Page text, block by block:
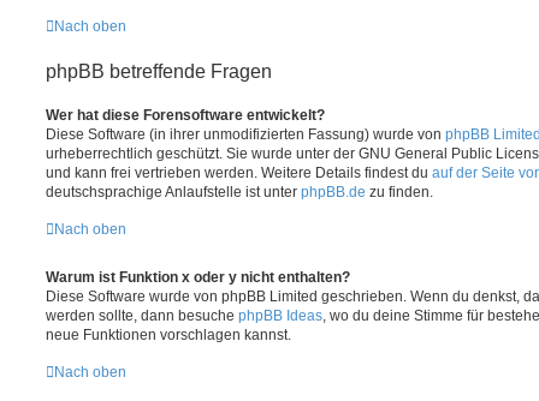
Nach oben
phpBB betreffende Fragen
Wer hat diese Forensoftware entwickelt?
Diese Software (in ihrer unmodifizierten Fassung) wurde von phpBB
urheberrechtlich geschützt. Sie wurde unter der GNU General Public
und kann frei vertrieben werden. Weitere Details findest du auf der Seite
deutschsprachige Anlaufstelle ist unter phpBB.de zu finden.
Nach oben
Warum ist Funktion x oder y nicht enthalten?
Diese Software wurde von phpBB Limited geschrieben. Wenn du denkst,
werden sollte, dann besuche phpBB Ideas, wo du deine Stimme für
neue Funktionen vorschlagen kannst.
Nach oben